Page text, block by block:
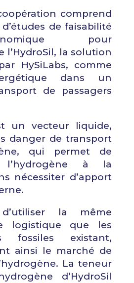
comprend
de faisabilité
pour
l’HydroSil, la solution
HySiLabs, comme
dans un
de passagers
un vecteur liquide,
danger de transport
qui permet de
à la
nécessiter d’apport
la même
logistique que les
fossiles existant,
ainsi le marché de
La teneur
d’HydroSil